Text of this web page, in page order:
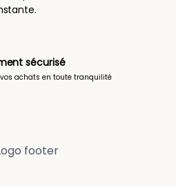
Notre équipe à votre